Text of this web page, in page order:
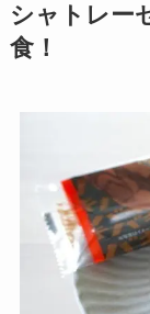
シャトレー
食！